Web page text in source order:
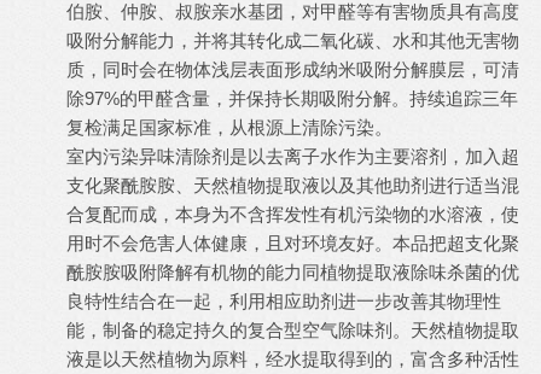
伯胺、仲胺、叔胺亲水基团，对甲醛等有害物质具有高度
吸附分解能力，并将其转化成二氧化碳、水和其他无害物
质，同时会在物体浅层表面形成纳米吸附分解膜层，可清
除97%的甲醛含量，并保持长期吸附分解。持续追踪三年
复检满足国家标准，从根源上清除污染。
室内污染异味清除剂是以去离子水作为主要溶剂，加入超
支化聚酰胺胺、天然植物提取液以及其他助剂进行适当混
合复配而成，本身为不含挥发性有机污染物的水溶液，使
用时不会危害人体健康，且对环境友好。本品把超支化聚
酰胺胺吸附降解有机物的能力同植物提取液除味杀菌的优
良特性结合在一起，利用相应助剂进一步改善其物理性
能，制备的稳定持久的复合型空气除味剂。天然植物提取
液是以天然植物为原料，经水提取得到的，富含多种活性